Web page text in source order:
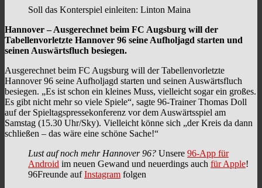
Soll das Konterspiel einleiten: Linton Maina
Hannover – Ausgerechnet beim FC Augsburg will der
Tabellenvorletzte Hannover 96 seine Aufholjagd starten und
seinen Auswärtsfluch besiegen.
Ausgerechnet beim FC Augsburg will der Tabellenvorletzte
Hannover 96 seine Aufholjagd starten und seinen Auswärtsfluch
besiegen. „Es ist schon ein kleines Muss, vielleicht sogar ein großes.
Es gibt nicht mehr so viele Spiele“, sagte 96-Trainer Thomas Doll
auf der Spieltagspressekonferenz vor dem Auswärtsspiel am
Samstag (15.30 Uhr/Sky). Vielleicht könne sich „der Kreis da dann
schließen – das wäre eine schöne Sache!“
Lust auf noch mehr Hannover 96? Unsere 96-App für
Android im neuen Gewand und neuerdings auch für Apple!
96Freunde aufInstagram folgen